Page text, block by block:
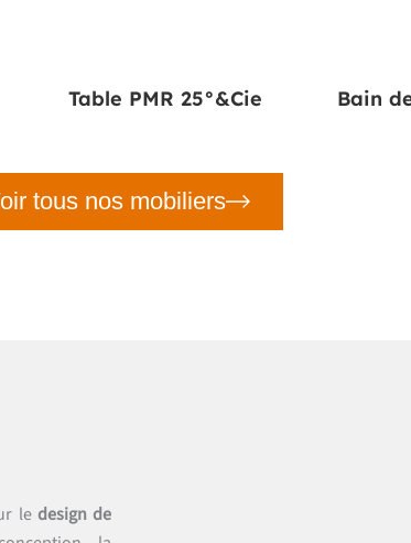
Table PMR 25°&Cie Bain
tous nos mobiliers
ledesign de